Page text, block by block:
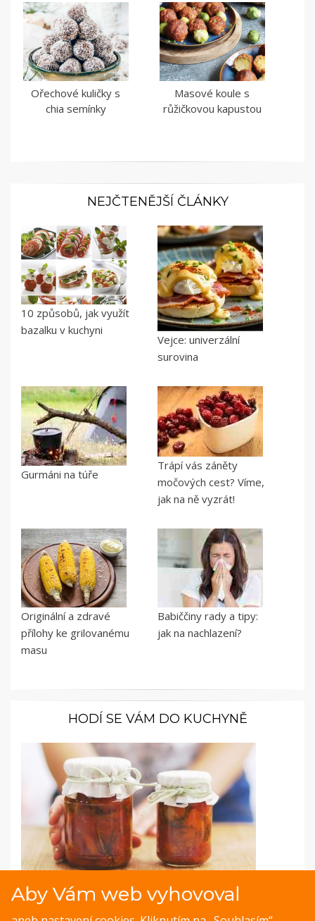
Ořechové kuličky s
chia semínky
Masové koule s
růžičkovou kapustou
NEJČTENĚJŠÍ ČLÁNKY
10 způsobů, jak využít
bazalku v kuchyni
Vejce: univerzální
surovina
Gurmáni na túře
Trápí vás záněty
močových cest? Víme,
jak na ně vyzrát!
Originální a zdravé
přílohy ke grilovanému
masu
Babiččiny rady a tipy:
jak na nachlazení?
HODÍ SE VÁM DO KUCHYNĚ
Fotopostup: Pečená rajčata s rozmarýnem
Aby Vám web vyhovoval